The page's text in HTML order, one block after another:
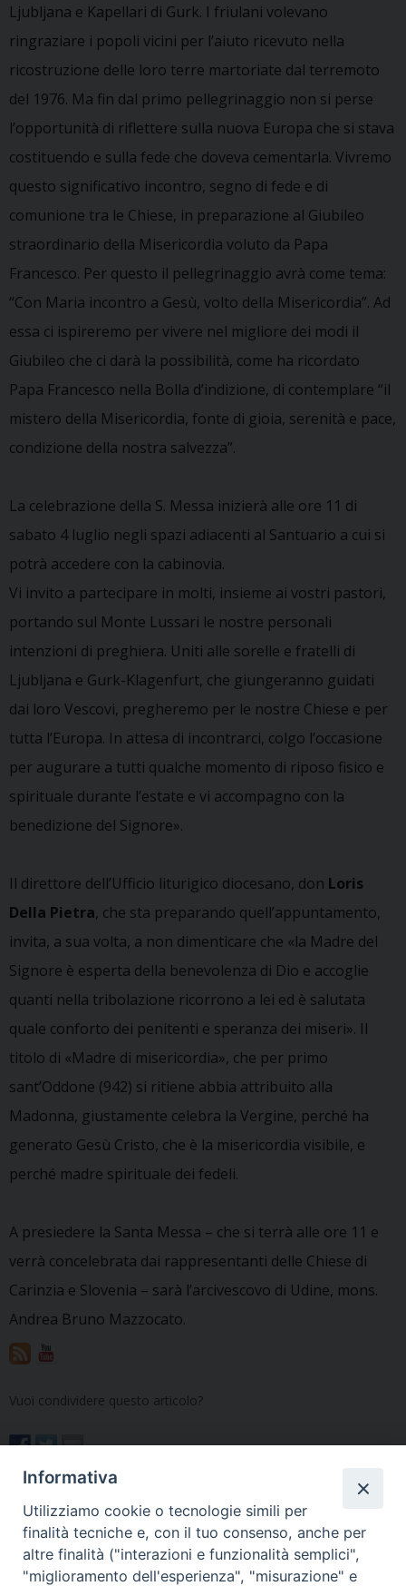
Ljubljana e Kapellari di Gurk. I friulani volevano
ringraziare i popoli vicini per l’aiuto ricevuto nella
ricostruzione delle loro terre martoriate dal terremoto
del 1976. Ma fin dal primo pellegrinaggio non si perse
l’opportunità di riflettere sulla nuova Europa che si stava
costituendo e sulla fede che doveva cementarla. Vivremo
questo significativo incontro, segno di fede e di
comunione tra le Chiese, in preparazione al Giubileo
straordinario della Misericordia voluto da Papa
Francesco. Per questo il pellegrinaggio avrà come tema:
“Con Maria incontro a Gesù, volto della Misericordia”. Ad
essa ci ispireremo per vivere nel migliore dei modi il
Giubileo che ci darà la possibilità, come ha ricordato
Papa Francesco nella Bolla d’indizione, di contemplare “il
mistero della Misericordia, fonte di gioia, serenità e pace,
condizione della nostra salvezza”.
La celebrazione della S. Messa inizierà alle ore 11 di
sabato 4 luglio negli spazi adiacenti al Santuario a cui si
potrà accedere con la cabinovia.
Vi invito a partecipare in molti, insieme ai vostri pastori,
portando sul Monte Lussari le nostre personali
intenzioni di preghiera. Uniti alle sorelle e fratelli di
Ljubljana e Gurk-Klagenfurt, che giungeranno guidati
dai loro Vescovi, pregheremo per le nostre Chiese e per
tutta l’Europa. In attesa di incontrarci, colgo l’occasione
per augurare a tutti qualche momento di riposo fisico e
spirituale durante l’estate e vi accompagno con la
benedizione del Signore».
Il direttore dell’Ufficio liturigico diocesano, don Loris
Della Pietra, che sta preparando quell’appuntamento,
invita, a sua volta, a non dimenticare che «la Madre del
Signore è esperta della benevolenza di Dio e accoglie
quanti nella tribolazione ricorrono a lei ed è salutata
quale conforto dei penitenti e speranza dei miseri». Il
titolo di «Madre di misericordia», che per primo
sant’Oddone (942) si ritiene abbia attribuito alla
Madonna, giustamente celebra la Vergine, perché ha
generato Gesù Cristo, che è la misericordia visibile, e
perché madre spirituale dei fedeli.
A presiedere la Santa Messa – che si terrà alle ore 11 e
verrà concelebrata dai rappresentanti delle Chiese di
Carinzia e Slovenia – sarà l’arcivescovo di Udine, mons.
Andrea Bruno Mazzocato.
Vuoi condividere questo articolo?
immagine-lussari_o
Veglia di Pentecoste, la Cei
invita a viverla nel segno dei
Fâ sagre
Informativa
Utilizziamo cookie o tecnologie simili per
finalità tecniche e, con il tuo consenso, anche per
altre finalità ("interazioni e funzionalità semplici",
"miglioramento dell'esperienza", "misurazione" e